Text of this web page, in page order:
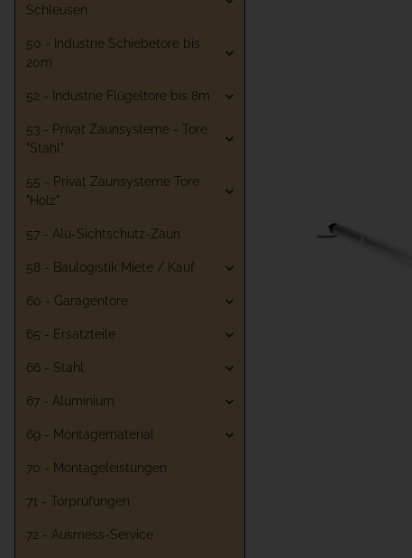
Schleusen
50 - Industrie Schiebetore bis
20m
52 - Industrie Flügeltore bis 8m
53 - Privat Zaunsysteme - Tore
"Stahl"
55 - Privat Zaunsysteme Tore
"Holz"
57 - Alu-Sichtschutz-Zaun
58 - Baulogistik Miete / Kauf
60 - Garagentore
65 - Ersatzteile
66 - Stahl
67 - Aluminium
69 - Montagematerial
70 - Montageleistungen
71 - Torprüfungen
72 - Ausmess-Service